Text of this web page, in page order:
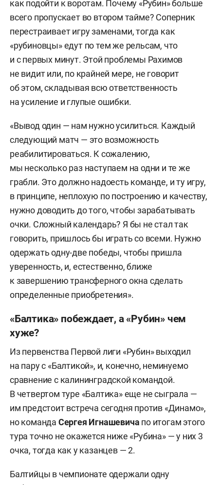
как подойти к воротам. Почему «Рубин» больше
всего пропускает во втором тайме? Соперник
перестраивает игру заменами, тогда как
«рубиновцы» едут по тем же рельсам, что
и с первых минут. Этой проблемы Рахимов
не видит или, по крайней мере, не говорит
об этом, складывая всю ответственность
на усиление и глупые ошибки.
«Вывод один — нам нужно усилиться. Каждый
следующий матч — это возможность
реабилитироваться. К сожалению,
мы несколько раз наступаем на одни и те же
грабли. Это должно надоесть команде, и ту игру,
в принципе, неплохую по построению и качеству,
нужно доводить до того, чтобы зарабатывать
очки. Сложный календарь? Я бы не стал так
говорить, пришлось бы играть со всеми. Нужно
одержать одну-две победы, чтобы пришла
уверенность, и, естественно, ближе
к завершению трансферного окна сделать
определенные приобретения».
«Балтика» побеждает, а «Рубин» чем
хуже?
Из первенства Первой лиги «Рубин» выходил
на пару с «Балтикой», и, конечно, неминуемо
сравнение с калининградской командой.
В четвертом туре «Балтика» еще не сыграла —
им предстоит встреча сегодня против «Динамо»,
но команда Сергея Игнашевича по итогам этого
тура точно не окажется ниже «Рубина» — у них 3
очка, тогда как у казанцев — 2.
Балтийцы в чемпионате одержали одну